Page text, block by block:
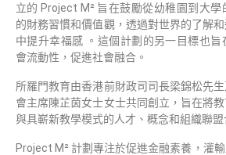
立的 Project M² 旨在鼓勵從幼稚園到大
的財務習慣和價值觀，透過對世界的了解
中提升幸福感 。這個計劃的另一目標也
會流動性，促進社會融合。
所羅門教育由香港前財政司司長梁錦松先
會主席陳芷茵女士女士共同創立，旨在將
與具嶄新教學模式的人才、概念和組織聯盟
Project M² 計劃專注於促進金融素養，灌